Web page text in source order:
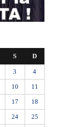
S D
3 4
10 11
17 18
24 25